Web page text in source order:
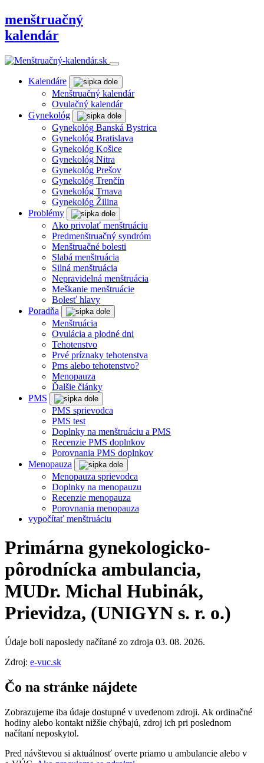
menštruačný
kalendár
Kalendáre
Menštruačný kalendár
Ovulačný kalendár
Gynekológ
Gynekológ Banská Bystrica
Gynekológ Bratislava
Gynekológ Košice
Gynekológ Nitra
Gynekológ Prešov
Gynekológ Trenčín
Gynekológ Trnava
Gynekológ Žilina
Problémy
Ako privolať menštruáciu
Predmenštruačný syndróm
Menštruačné bolesti
Slabá menštruácia
Silná menštruácia
Nepravidelná menštruácia
Meškanie menštruácie
Bolesť hlavy
Poradňa
Menštruácia
Ovulácia a plodné dni
Tehotenstvo
Prvé príznaky tehotenstva
Pms alebo tehotenstvo?
Menopauza
Ďalšie články
PMS
PMS sprievodca
PMS test
Doplnky na menštruáciu a PMS
Recenzie PMS doplnkov
Porovnania PMS doplnkov
Menopauza
Menopauza sprievodca
Doplnky na menopauzu
Recenzie menopauza
Porovnania menopauza
vypočítať menštruáciu
Primárna gynekologicko-
pôrodnícka ambulancia,
MUDr. Michal Hubinák,
Prievidza, (UNIGYN s. r. o.)
Údaje boli naposledy načítané zo zdroja 03. 08. 2026.
Zdroj: e-vuc.sk
Čo na stránke nájdete
Zobrazujeme iba údaje dostupné v uvedenom zdroji. Ak ordinačné
hodiny alebo kontakt nižšie chýbajú, zdroj ich pri poslednom
načítaní neposkytol.
Pred návštevou si aktuálnosť overte priamo u ambulancie alebo v